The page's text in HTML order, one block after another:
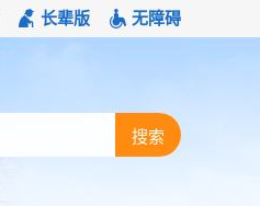
长辈版 无障碍